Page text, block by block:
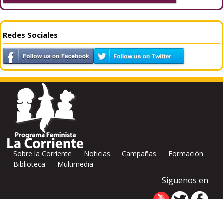
Redes Sociales
Sobre la Corriente Noticias Campañas
Formación
Biblioteca
Multimedia
Siguenos en